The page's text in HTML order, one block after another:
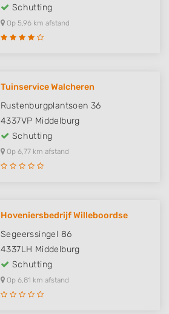
Schutting
Op 5,96 km afstand
Tuinservice Walcheren
Rustenburgplantsoen 36
4337VP Middelburg
Schutting
Op 6,77 km afstand
Hoveniersbedrijf Willeboordse
Segeerssingel 86
4337LH Middelburg
Schutting
Op 6,81 km afstand